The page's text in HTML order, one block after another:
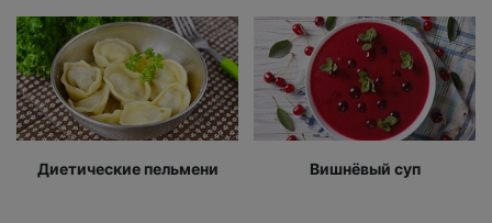
Диетические пельмени Вишнёвый суп